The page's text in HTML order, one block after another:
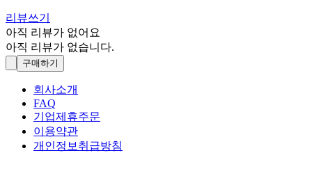
리뷰쓰기
아직 리뷰가 없어요
아직 리뷰가 없습니다.
구매하기
회사소개
FAQ
기업제휴주문
이용약관
개인정보취급방침